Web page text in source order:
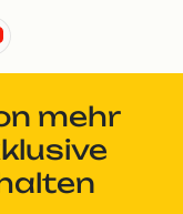
mehr